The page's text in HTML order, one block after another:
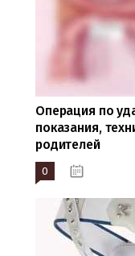
Операция по
показания,
родителей
0